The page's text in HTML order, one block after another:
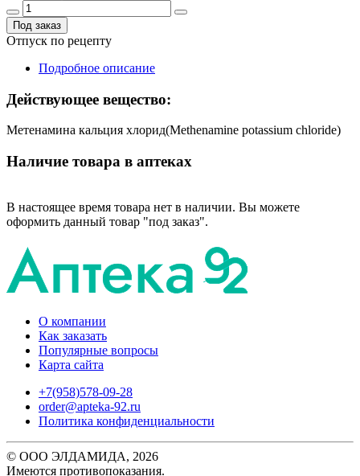
Под заказ
Отпуск по рецепту
Подробное описание
Действующее вещество:
Метенамина кальция хлорид(Methenamine potassium chloride)
Наличие товара в аптеках
В настоящее время товара нет в наличии. Вы можете
оформить данный товар "под заказ".
О компании
Как заказать
Популярные вопросы
Карта сайта
+7(958)578-09-28
order@apteka-92.ru
Политика конфиденциальности
© ООО ЭЛДАМИДА, 2026
Имеются противопоказания.